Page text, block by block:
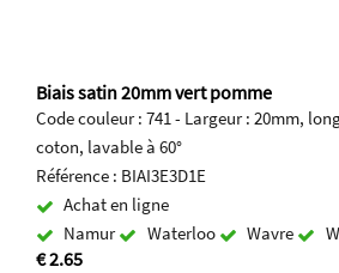
Biais satin 20mm vert pomme
Code couleur : 741 - Largeur : 20mm,
coton, lavable à 60°
Référence : BIAI3E3D1E
Achat en ligne
Namur
Waterloo Wavre
€ 2.65